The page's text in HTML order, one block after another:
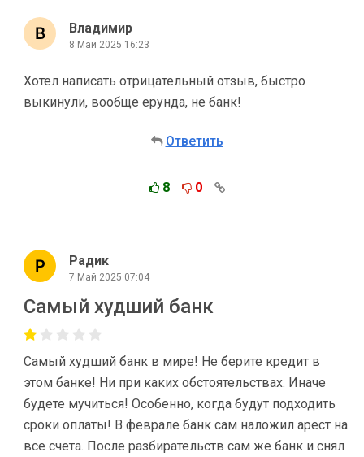
Владимир
8 Май 2025 16:23
Хотел написать отрицательный отзыв, быстро
выкинули, вообще ерунда, не банк!
Ответить
8 0
Радик
7 Май 2025 07:04
Самый худший банк
Самый худший банк в мире! Не берите кредит в
этом банке! Ни при каких обстоятельствах. Иначе
будете мучиться! Особенно, когда будут подходить
сроки оплаты! В феврале банк сам наложил арест на
все счета. После разбирательств сам же банк и снял